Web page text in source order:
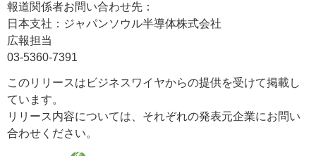
報道関係者お問い合わせ先：
日本支社：ジャパンソウル半導体株式会社
広報担当
03-5360-7391
このリリースはビジネスワイヤからの提供を受けて掲載し
ています。
リリース内容については、それぞれの発表元企業にお問い
合わせください。